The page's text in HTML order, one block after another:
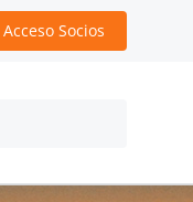
Acceso Socios